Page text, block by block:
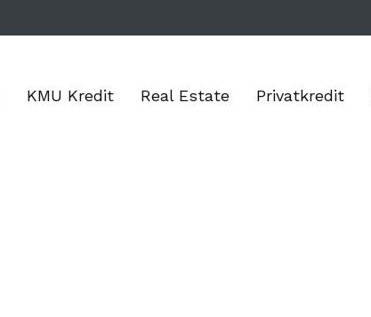
KMU Kredit Real Estate Privatkredit